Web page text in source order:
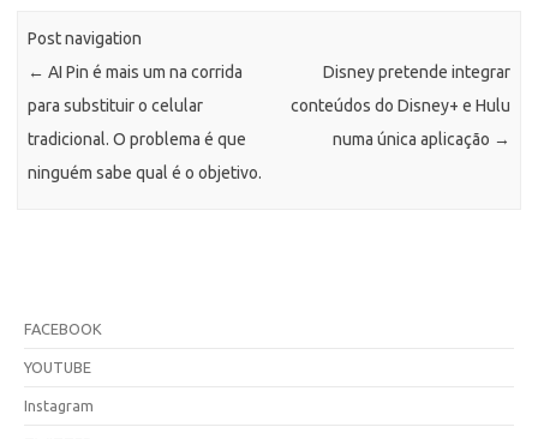
Post navigation
← AI Pin é mais um na corrida
para substituir o celular
tradicional. O problema é que
ninguém sabe qual é o objetivo.
Disney pretende integrar
conteúdos do Disney+ e Hulu
numa única aplicação →
FACEBOOK
YOUTUBE
Instagram